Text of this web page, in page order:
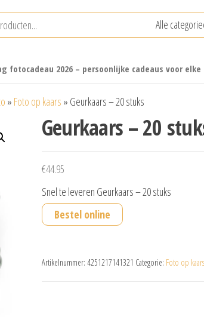
fotocadeau 2026 – persoonlijke cadeaus voor elke
» Foto op kaars » Geurkaars – 20 stuks
Geurkaars – 20
€44.95
Snel te leveren Geurkaars – 20 stuks
Bestel online
Artikelnummer: 4251217141321 Categorie: Foto op kaars